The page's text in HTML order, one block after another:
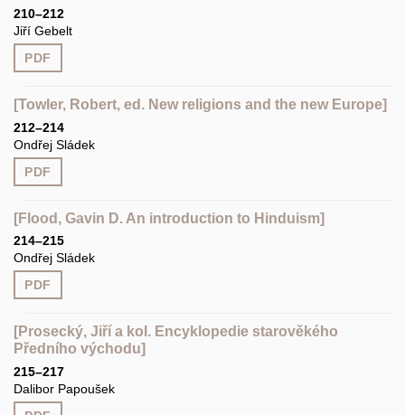
210–212
Jiří Gebelt
PDF
[Towler, Robert, ed. New religions and the new Europe]
212–214
Ondřej Sládek
PDF
[Flood, Gavin D. An introduction to Hinduism]
214–215
Ondřej Sládek
PDF
[Prosecký, Jiří a kol. Encyklopedie starověkého
Předního východu]
215–217
Dalibor Papoušek